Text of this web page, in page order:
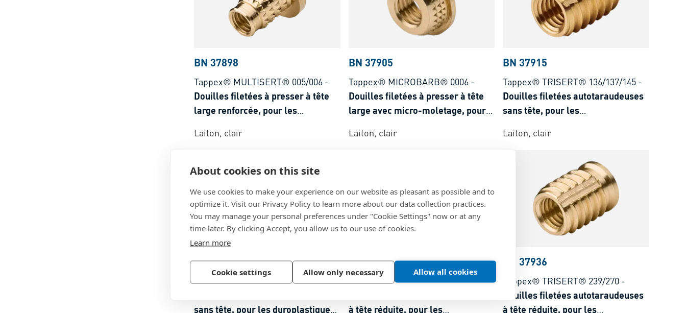
About cookies on this site
We use cookies to make your experience on our website as pleasant as possible and to
optimize it. Visit our Privacy Policy to learn more about our data collection practices.
You may manage your personal preferences under "Cookie Settings" now or at any
time later. By clicking Accept, you allow us to our use of cookies.
Learn more
Cookie settings Allow only necessary Allow all cookies
BN 37898
Tappex® MULTISERT® 005/006 -
Douilles filetées à presser à tête
large renforcée, pour les
Laiton, clair
BN 37905
Tappex® MICROBARB® 0006-
Douilles filetées à presser à tête
large avec micro-moletage, pour
Laiton, clair
BN 37915
Tappex® TRISERT® 136/137/145 -
Douilles filetées autotaraudeuses
sans tête, pour les
thermoplastiques renforcés de
Laiton, clair
BN 37922
Tappex® TRISERT® 138/139/170-
sans tête, pour les duroplastiques
BN 37932
Tappex® TRISERT® 237/245-
à tête réduite, pour les
BN 37936
Tappex® TRISERT® 239/270 -
Douilles filetées autotaraudeuses
à tête réduite, pour les